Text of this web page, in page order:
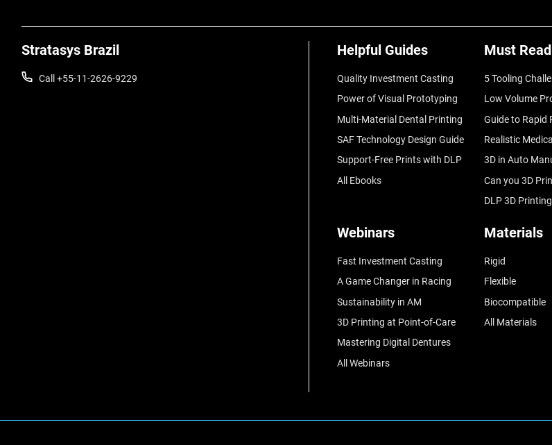
Stratasys Brazil
Call +55-11-2626-9229
Helpful Guides
Quality Investment Casting
Power of Visual Prototyping
Multi-Material Dental Printing
SAF Technology Design Guide
Support-Free Prints with DLP
All Ebooks
Must
5 Tooling
Low Volume
Guide to Rapid
Realistic
3D in Auto
Can you 3D
DLP 3D
Webinars
Fast Investment Casting
A Game Changer in Racing
Sustainability in AM
3D Printing at Point-of-Care
Mastering Digital Dentures
All Webinars
Materials
Rigid
Flexible
Biocompatible
All Materials